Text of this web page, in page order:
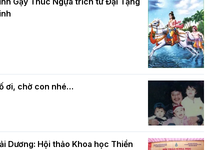
mừng Đại lễ Phật đản PL.2570 –
mùa Phật đản PL.2570
Phật giáo chính tín Phần 7: Luật nhân
quả
ơi, chờ con nhé…
Dương: Hội thảo Khoa học Thiền